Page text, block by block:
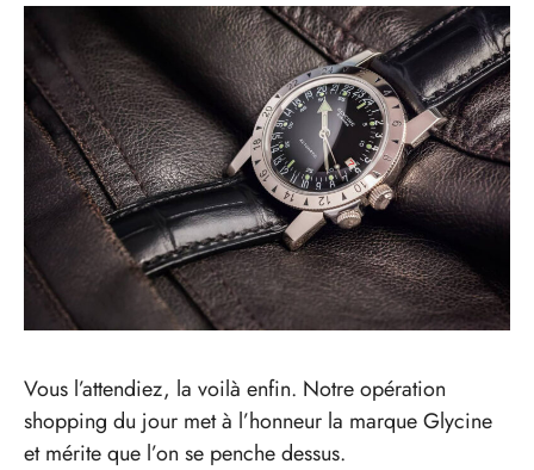
Vous l’attendiez, la voilà enfin. Notre opération
shopping du jour met à l’honneur la marque Glycine
et mérite que l’on se penche dessus.